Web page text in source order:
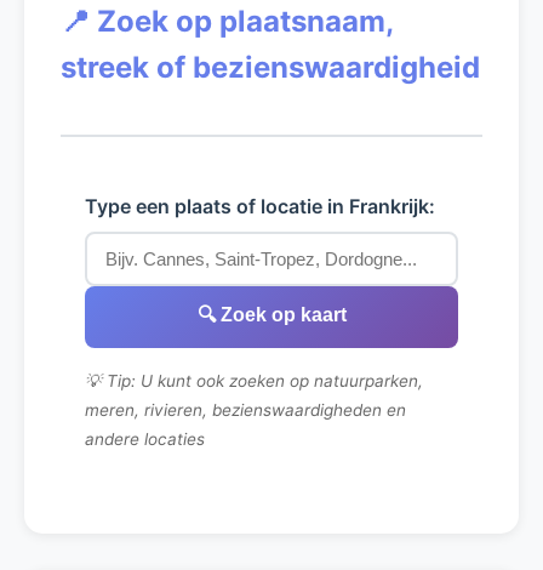
📍 Zoek op plaatsnaam,
streek of bezienswaardigheid
Type een plaats of locatie in Frankrijk:
🔍 Zoek op kaart
💡 Tip: U kunt ook zoeken op natuurparken,
meren, rivieren, bezienswaardigheden en
andere locaties